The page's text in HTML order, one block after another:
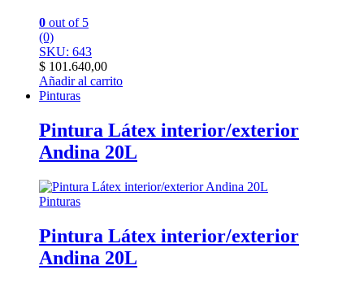
0 out of 5
(0)
SKU: 643
$ 101.640,00
Añadir al carrito
Pinturas
Pintura Látex interior/exterior
Andina 20L
Pinturas
Pintura Látex interior/exterior
Andina 20L